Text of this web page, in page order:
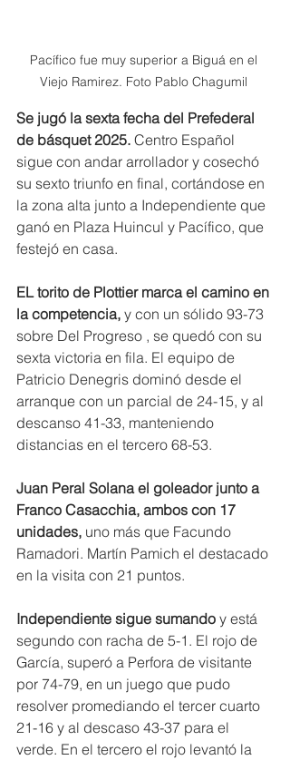
Pacífico fue muy superior a Biguá en el
Viejo Ramirez. Foto Pablo Chagumil
Se jugó la sexta fecha del Prefederal
de básquet 2025. Centro Español
sigue con andar arrollador y cosechó
su sexto triunfo en final, cortándose en
la zona alta junto a Independiente que
ganó en Plaza Huincul y Pacífico, que
festejó en casa.
EL torito de Plottier marca el camino en
la competencia, y con un sólido 93-73
sobre Del Progreso , se quedó con su
sexta victoria en fila. El equipo de
Patricio Denegris dominó desde el
arranque con un parcial de 24-15, y al
descanso 41-33, manteniendo
distancias en el tercero 68-53.
Juan Peral Solana el goleador junto a
Franco Casacchia, ambos con 17
unidades, uno más que Facundo
Ramadori. Martín Pamich el destacado
en la visita con 21 puntos.
Independiente sigue sumando y está
segundo con racha de 5-1. El rojo de
García, superó a Perfora de visitante
por 74-79, en un juego que pudo
resolver promediando el tercer cuarto
21-16 y al descaso 43-37 para el
verde. En el tercero el rojo levantó la